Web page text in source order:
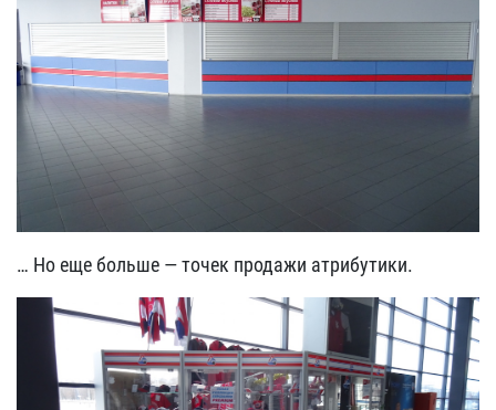
… Но еще больше — точек продажи атрибутики.